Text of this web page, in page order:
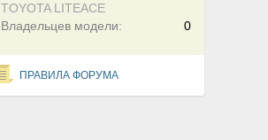
TOYOTA LITEACE
0
Владельцев модели:
ПРАВИЛА ФОРУМА